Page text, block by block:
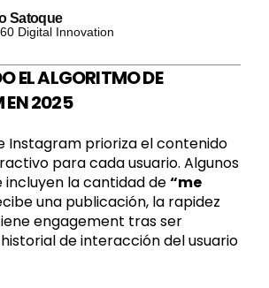
Satoque
Digital Innovation
EL ALGORITMO DE
EN 2025
Instagram prioriza el contenido
para cada usuario. Algunos
incluyen la cantidad de“me
una publicación, la rapidez
engagement tras ser
de interacción del usuario